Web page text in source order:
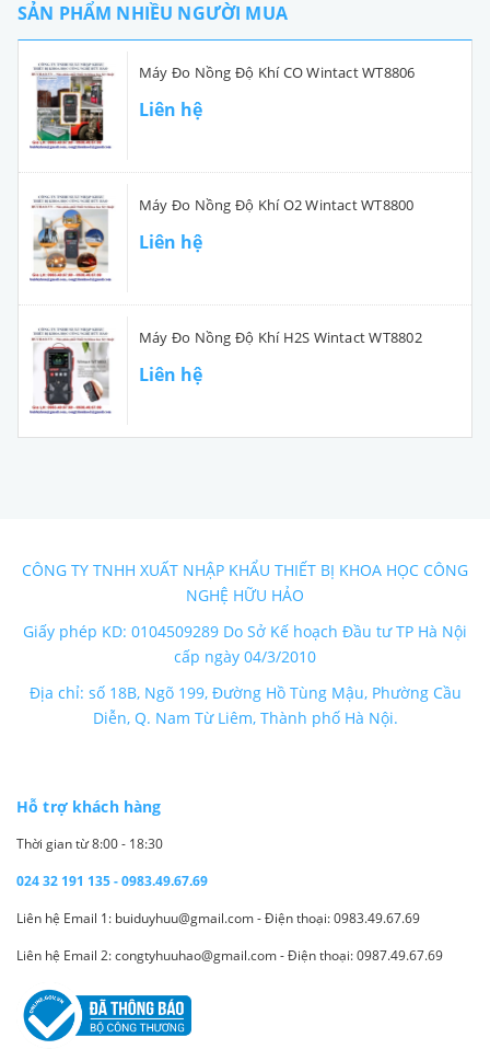
SẢN PHẨM NHIỀU NGƯỜI MUA
Máy Đo Nồng Độ Khí CO Wintact WT8806
Liên hệ
Máy Đo Nồng Độ Khí O2 Wintact WT8800
Liên hệ
Máy Đo Nồng Độ Khí H2S Wintact WT8802
Liên hệ
CÔNG TY TNHH XUẤT NHẬP KHẨU THIẾT BỊ KHOA HỌC CÔNG
NGHỆ HỮU HẢO
Giấy phép KD: 0104509289 Do Sở Kế hoạch Đầu tư TP Hà Nội
cấp ngày 04/3/2010
Địa chỉ: số 18B, Ngõ 199, Đường Hồ Tùng Mậu, Phường Cầu
Diễn, Q. Nam Từ Liêm, Thành phố Hà Nội.
Hỗ trợ khách hàng
Thời gian từ 8:00 - 18:30
024 32 191 135 - 0983.49.67.69
Liên hệ Email 1: buiduyhuu@gmail.com - Điện thoại: 0983.49.67.69
Liên hệ Email 2: congtyhuuhao@gmail.com - Điện thoại: 0987.49.67.69